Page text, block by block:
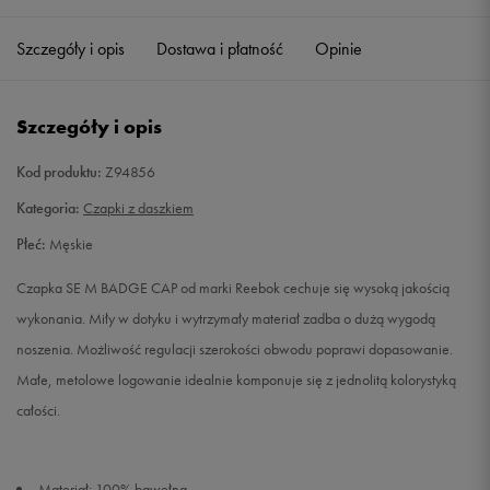
Szczegóły i opis Dostawa i płatność Opinie
Szczegóły i opis
Kod produktu: Z94856
Kategoria: Czapki z daszkiem
Płeć: Męskie
Czapka SE M BADGE CAP od marki Reebok cechuje się wysoką jakością
wykonania. Miły w dotyku i wytrzymały materiał zadba o dużą wygodą
noszenia. Możliwość regulacji szerokości obwodu poprawi dopasowanie.
Małe, metolowe logowanie idealnie komponuje się z jednolitą kolorystyką
całości.